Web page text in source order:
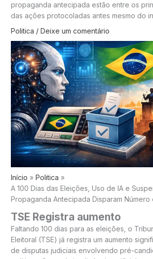
propaganda antecipada estão entre os
das ações protocoladas antes mesmo do
Politica / Deixe um comentário
Início
Politica
A 100 Dias das Eleições, Uso de IA e
Propaganda Antecipada Disparam Número
TSE Registra aumento
Faltando 100 dias para as eleições, o
Eleitoral (TSE) já registra um aumento
de disputas judiciais envolvendo pré-